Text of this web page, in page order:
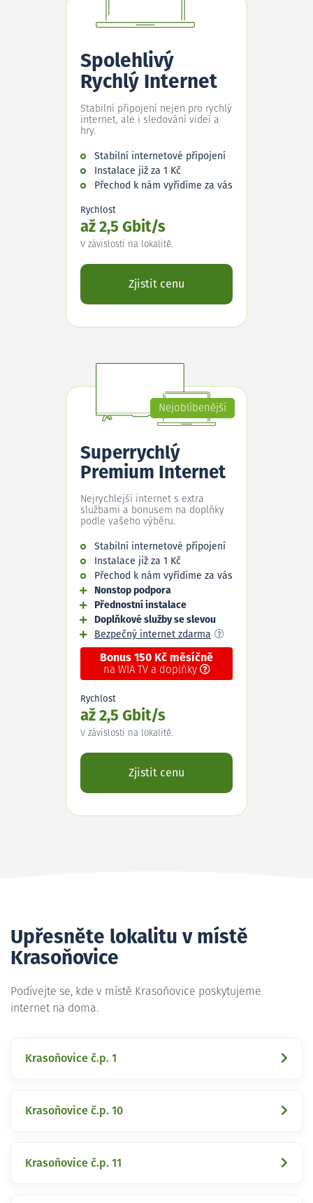
Spolehlivý
Rychlý Internet
Stabilní připojení nejen pro rychlý
internet, ale i sledování videí a
hry.
Stabilní internetové připojení
Instalace již za 1 Kč
Přechod k nám vyřídíme za vás
Rychlost
až 2,5 Gbit/s
V závislosti na lokalitě.
Zjistit cenu
Nejoblíbenější
Superrychlý
Premium Internet
Nejrychlejší internet s extra
službami a bonusem na doplňky
podle vašeho výběru.
Stabilní internetové připojení
Instalace již za 1 Kč
Přechod k nám vyřídíme za vás
Nonstop podpora
Přednostní instalace
Doplňkové služby se slevou
Bezpečný internet zdarma
Bonus 150 Kč měsíčně
na WIA TV a doplňky
Rychlost
až 2,5 Gbit/s
V závislosti na lokalitě.
Zjistit cenu
Upřesněte lokalitu v místě
Krasoňovice
Podívejte se, kde v místě Krasoňovice poskytujeme
internet na doma.
Krasoňovice č.p. 1
Krasoňovice č.p. 10
Krasoňovice č.p. 11